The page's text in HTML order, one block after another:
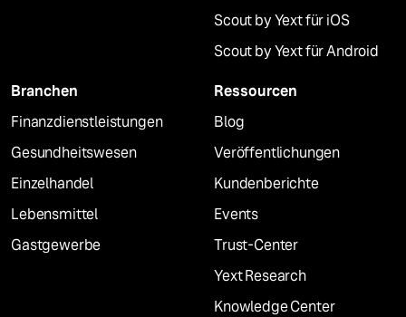
Scout by Yext für iOS
Scout by Yext für Android
Branchen
Finanzdienstleistungen
Gesundheitswesen
Einzelhandel
Lebensmittel
Gastgewerbe
Ressourcen
Blog
Veröffentlichungen
Kundenberichte
Events
Trust-Center
Yext Research
Knowledge Center